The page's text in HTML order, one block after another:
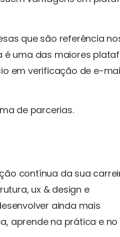
que são referência
é uma das maiores
em verificação de e-
de parcerias.
contínua da sua
ux & design e
ainda mais
aprende na prática e